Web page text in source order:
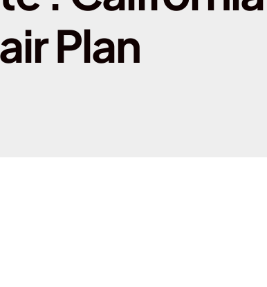
Assurance habitation Bordeaux
Assurance habitation Strasbourg
Plan